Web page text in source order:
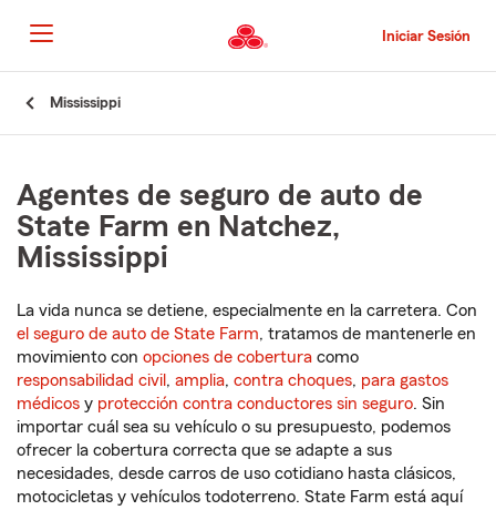
al
contenido
principal
Iniciar Sesión
Mississippi
Agentes de seguro de auto de
State Farm en Natchez,
Mississippi
La vida nunca se detiene, especialmente en la carretera. Con
el seguro de auto de State Farm, tratamos de mantenerle en
movimiento con opciones de cobertura como
responsabilidad civil , amplia, contra choques, para gastos
médicos y protección contra conductores sin seguro. Sin
importar cuál sea su vehículo o su presupuesto, podemos
ofrecer la cobertura correcta que se adapte a sus
necesidades, desde carros de uso cotidiano hasta clásicos,
motocicletas y vehículos todoterreno. State Farm está aquí